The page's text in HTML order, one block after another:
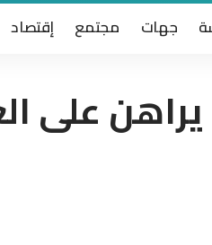
جهات مجتمع إقتصاد
يراهن على